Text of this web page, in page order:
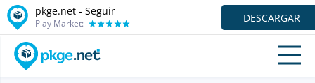
pkge.net - Seguir
Play Market: DESCARGAR